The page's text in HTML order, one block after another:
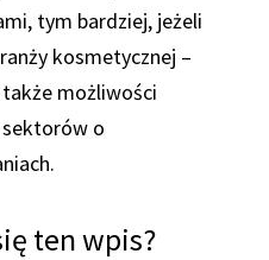
tym bardziej, jeżeli
kosmetycznej –
możliwości
o
ten wpis?